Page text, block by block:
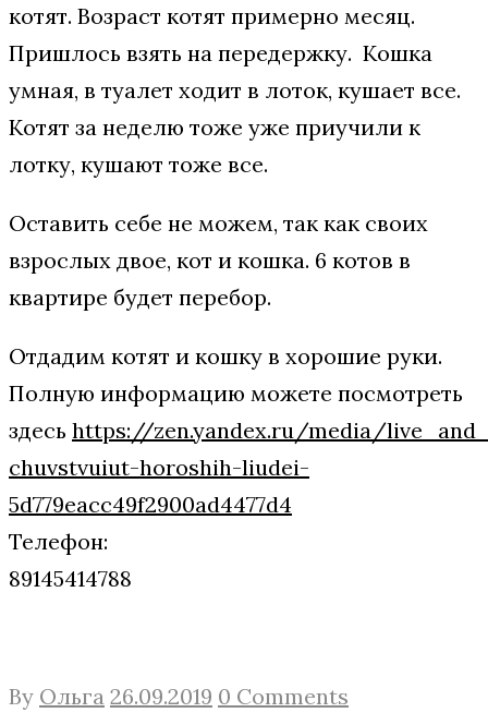
котят. Возраст котят примерно месяц.
Пришлось взять на передержку. Кошка
умная, в туалет ходит в лоток, кушает все.
Котят за неделю тоже уже приучили к
лотку, кушают тоже все.
Оставить себе не можем, так как своих
взрослых двое, кот и кошка. 6 котов в
квартире будет перебор.
Отдадим котят и кошку в хорошие руки.
Полную информацию можете посмотреть
здесь https://zen.yandex.ru/media/
chuvstvuiut-horoshih-liudei-
5d779eacc49f2900ad4477d4
Телефон:
89145414788
By Ольга 26.09.2019 0 Comments